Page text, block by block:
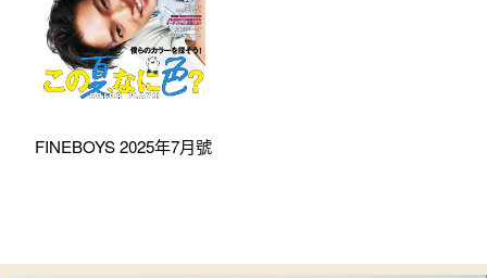
FINEBOYS 2025年7月號